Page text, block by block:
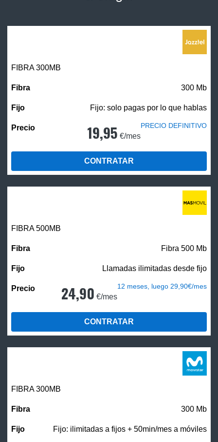
FIBRA 300MB
300 Mb
Fijo: solo pagas por lo que hablas
19,95 €/mes
PRECIO DEFINITIVO
CONTRATAR
FIBRA500MB
Fibra 500 Mb
Llamadas ilimitadas desde fijo
24,90 €/mes
12 meses, luego 29,90€/mes
CONTRATAR
FIBRA 300MB
300 Mb
Fijo: ilimitadas a fijos + 50min/mes a móviles